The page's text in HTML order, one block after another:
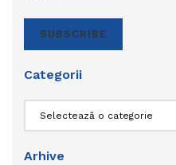
SUBSCRIBE
Categorii
Arhive